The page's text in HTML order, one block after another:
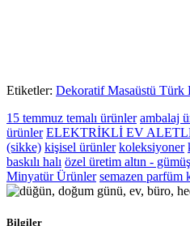
Etiketler: Dekoratif Masaüstü Türk
15 temmuz temalı ürünler ambalaj
ürünler ELEKTRİKLİ EV
(sikke) kişisel ürünler koleksiyoner
baskılı halı özel üretim altın -
Minyatür Ürünler semazen parfüm
Bilgiler